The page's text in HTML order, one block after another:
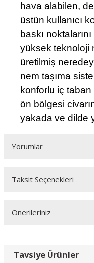
hava alabilen,
üstün kullanıcı
baskı
yüksek teknoloji
üretilmiş
nem taşıma
konforlu iç
ön bölgesi
yakada ve dilde
Yorumlar
Taksit Seçenekleri
Önerileriniz
kullanarak tarafımıza
Tavsiye Ürünler